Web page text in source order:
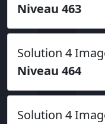
Niveau 463
Solution 4
Niveau 464
Solution 4